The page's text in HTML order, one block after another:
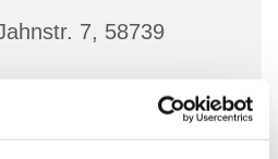
7, 58739